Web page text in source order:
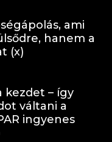
ami
hanem a
(x)
kezdet – így
váltani a
ingyenes